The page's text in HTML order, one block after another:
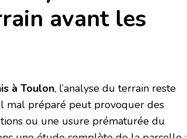
avant les
à Toulon, l’analyse du terrain reste
mal préparé peut provoquer des
ou une usure prématurée du